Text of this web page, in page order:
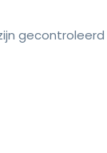
gecontroleerd